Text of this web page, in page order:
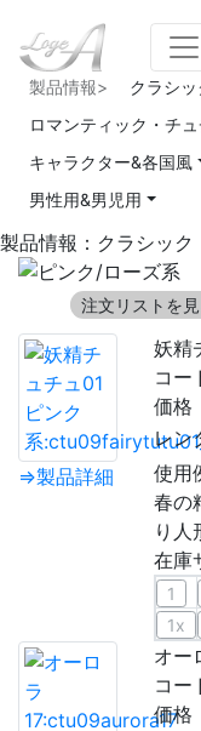
製品情報>
クラシッ
ロマンティック・チュ
キャラクター&各国風
男性用&男児用
製品情報：クラシッ
注文リストを見
⇒製品詳細
妖精
コー
価格
レン
使用
春の
り人
在庫
1
1x
オー
コー
価格